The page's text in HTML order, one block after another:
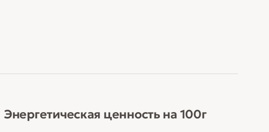
Энергетическая ценность на 100г